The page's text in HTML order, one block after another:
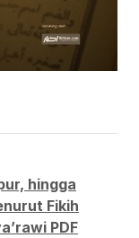
hingga
Fikih
PDF